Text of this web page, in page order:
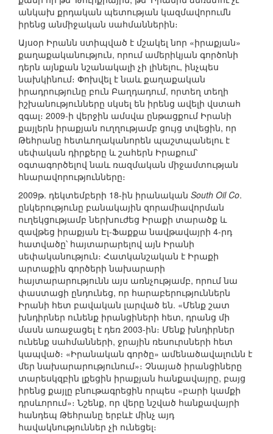
անկախ քրդական պետության կազմավորումն
իրենց անմիջական սահմաններին։
Այսօր Իրանն ստիպված է մշակել նոր «իրաքյան»
քաղաքականություն, որում ամերիկյան գործոնի
դերն այնքան նշանակալի չի լինելու, ինչպես
նախկինում։ Փոխվել է նաև քաղաքական
իրադրությունը բուն Բաղդադում, որտեղ տեղի
իշխանությունները սկսել են իրենց ավելի վստահ
զգալ։ 2009-ի վերջին ամսվա ընթացքում Իրանի
քայլերն իրաքյան ուղղությամբ ցույց տվեցին, որ
Թեհրանը հետևողականորեն պաշտպանելու է
սեփական դիրքերը և շահերն Իրաքում՝
օգտագործելով նաև ռազմական միջամտության
հնարավորությունները։
2009թ. դեկտեմբերի 18-ին իրանական South Oil Co.
ընկերությունը բանակային զորամիավորման
ուղեկցությամբ ներխուժեց Իրաքի տարածք և
զավթեց իրաքյան Էլ-Ֆաքքա նավթավայրի 4-րդ
հատվածը՝ հայտարարելով այն Իրանի
սեփականություն։ Հատկանշական է Իրաքի
արտաքին գործերի նախարարի
հայտարարությունն այս առնչությամբ, որում նա
փաստացի ընդունեց, որ հարաբերություններն
Իրանի հետ բավական լարված են. «Մենք շատ
խնդիրներ ունենք իրանցիների հետ, դրանց մի
մասն առաջացել է դեռ 2003-ին։ Մենք խնդիրներ
ունենք սահմանների, ջրային ռեսուրսների հետ
կապված։ «Իրանական գործը» ամենածավալունն է
մեր նախարարությունում»։ Չնայած իրանցիները
տարեսկզբին լքեցին իրաքյան հանքավայրը, բայց
իրենց քայլը բնութագրեցին որպես «բարի կամքի
դրսևորում»։ Նշենք, որ վերը նշված հանքավայրի
հանդեպ Թեհրանը երբևէ մինչ այդ
հավակնություններ չի ունեցել։